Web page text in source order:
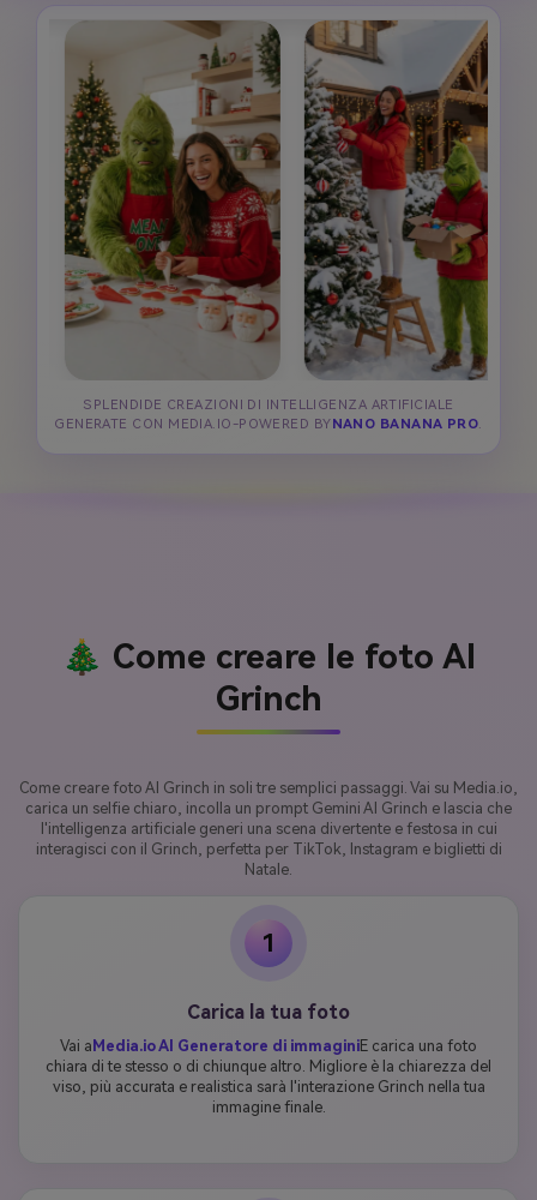
SPLENDIDE CREAZIONI DI INTELLIGENZA ARTIFICIALE
GENERATE CON MEDIA.IO-POWERED BY NANO BANANA PRO.
🎄 Come creare le foto AI
Grinch
Come creare foto AI Grinch in soli tre semplici passaggi. Vai su Media.io,
carica un selfie chiaro, incolla un prompt Gemini AI Grinch e lascia che
l'intelligenza artificiale generi una scena divertente e festosa in cui
interagisci con il Grinch, perfetta per TikTok, Instagram e biglietti di
Natale.
1
Carica la tua foto
Vai a Media.io AI Generatore di immaginiE carica una foto
chiara di te stesso o di chiunque altro. Migliore è la chiarezza del
viso, più accurata e realistica sarà l'interazione Grinch nella tua
immagine finale.